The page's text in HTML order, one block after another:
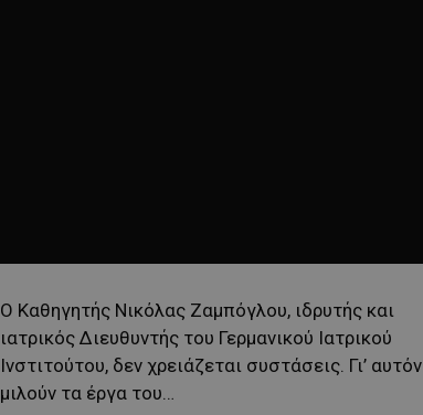
Ο Καθηγητής Νικόλας Ζαμπόγλου, ιδρυτής και
ιατρικός Διευθυντής του Γερμανικού Ιατρικού
Ινστιτούτου, δεν χρειάζεται συστάσεις. Γι’ αυτόν
μιλούν τα έργα του…